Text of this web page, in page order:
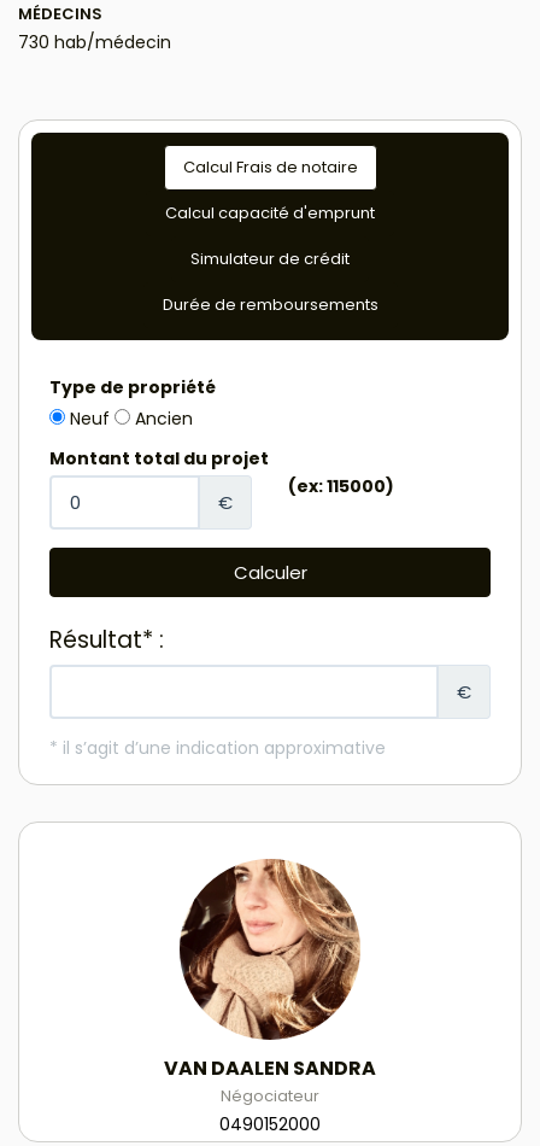
MÉDECINS
730 hab/médecin
Calcul Frais de notaire
Calcul capacité d'emprunt
Simulateur de crédit
Durée de remboursements
VAN DAALEN SANDRA
Négociateur
0490152000